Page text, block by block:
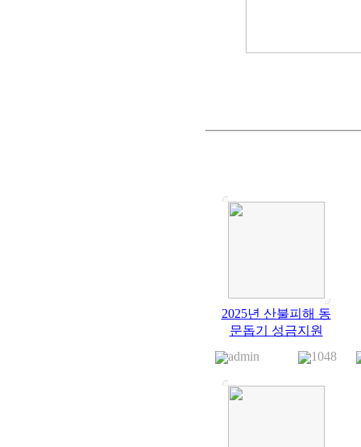
2025년 산불피해 동
문돕기 성금지원
admin
1048